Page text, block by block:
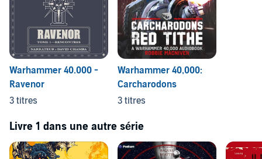
Warhammer 40.000 -
Ravenor
3 titres
Warhammer 40,000:
Carcharodons
3 titres
Livre 1 dans une autre série